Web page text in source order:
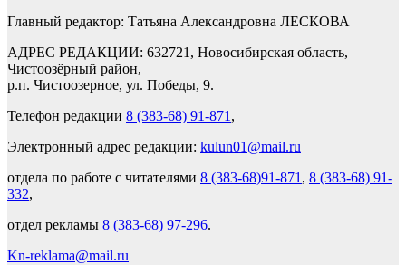
Главный редактор: Татьяна Александровна ЛЕСКОВА
АДРЕС РЕДАКЦИИ: 632721, Новосибирская область,
Чистоозёрный район,
р.п. Чистоозерное, ул. Победы, 9.
Телефон редакции 8 (383-68) 91-871 ,
Электронный адрес редакции: kulun01@mail.ru
отдела по работе с читателями 8 (383-68)91-871 , 8 (383-68) 91-
332,
отдел рекламы 8 (383-68) 97-296.
Kn-reklama@mail.ru